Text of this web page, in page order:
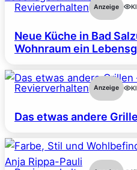
Revierverhalten Anzeige
Neue Küche in Bad
Wohnraum ein
Revierverhalten Anzeige
Das etwas andere